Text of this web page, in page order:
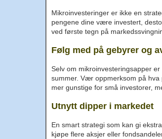
Mikroinvesteringer er ikke en
pengene dine være investert,
ved første tegn på
Følg med på gebyrer og
Selv om mikroinvesteringsapper
summer. Vær oppmerksom på
mer gunstige for små investorer,
Utnytt dipper i markedet
En smart strategi som kan gi
kjøpe flere aksjer eller